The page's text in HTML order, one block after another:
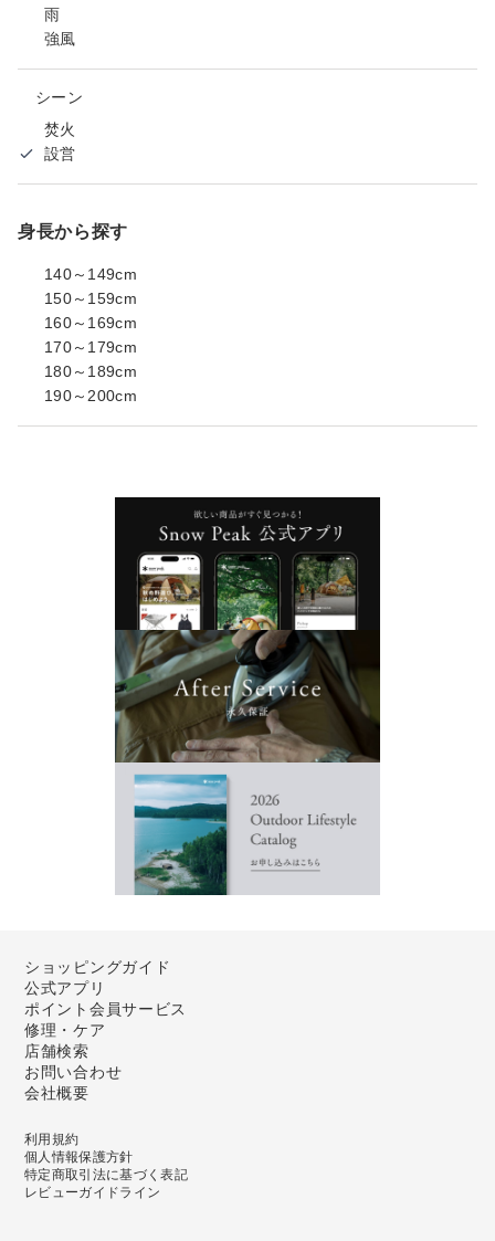
雨
強風
シーン
焚火
設営
身長から探す
140～149cm
150～159cm
160～169cm
170～179cm
180～189cm
190～200cm
ショッピングガイド
公式アプリ
ポイント会員サービス
修理・ケア
店舗検索
お問い合わせ
会社概要
利用規約
個人情報保護方針
特定商取引法に基づく表記
レビューガイドライン